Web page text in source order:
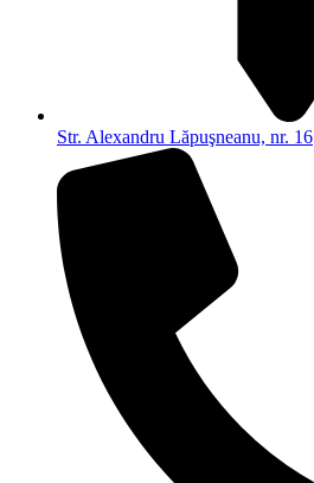
Str. Alexandru Lăpuşneanu, nr. 16